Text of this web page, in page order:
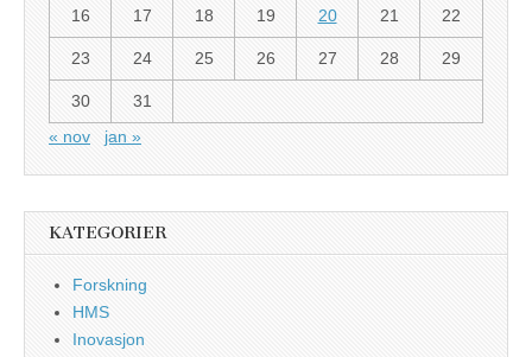
16 17 18 19 20 21 22
23 24 25 26 27 28 29
30
31
« nov
jan »
KATEGORIER
Forskning
HMS
Inovasjon